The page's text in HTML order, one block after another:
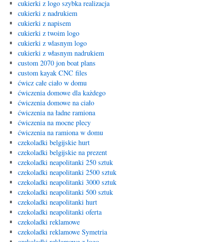
cukierki z logo szybka realizacja
cukierki z nadrukiem
cukierki z napisem
cukierki z twoim logo
cukierki z wlasnym logo
cukierki z własnym nadrukiem
custom 2070 jon boat plans
custom kayak CNC files
ćwicz całe ciało w domu
ćwiczenia domowe dla każdego
ćwiczenia domowe na ciało
ćwiczenia na ładne ramiona
ćwiczenia na mocne plecy
ćwiczenia na ramiona w domu
czekoladki belgijskie hurt
czekoladki belgijskie na prezent
czekoladki neapolitanki 250 sztuk
czekoladki neapolitanki 2500 sztuk
czekoladki neapolitanki 3000 sztuk
czekoladki neapolitanki 500 sztuk
czekoladki neapolitanki hurt
czekoladki neapolitanki oferta
czekoladki reklamowe
czekoladki reklamowe Symetria